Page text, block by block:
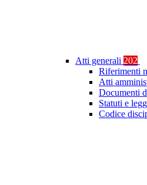
Atti generali 202
Riferimenti
Atti
Documenti
Statuti e
Codice